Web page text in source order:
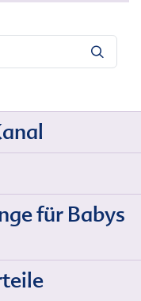
für Babys